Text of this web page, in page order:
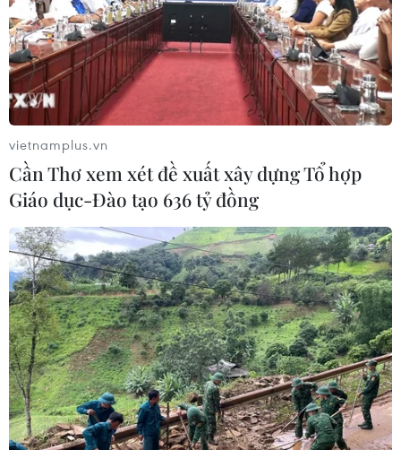
29/07/2026 03:04
Động đất tại Nhật Bản: Chưa ghi
nhận thông tin công dân Việt Nam bị
thương vong
28/07/2026 22:51
người Việt vẫn an toàn
28/07/2026 13:49
Cộng đồng người Việt tại Campuchia
thành kính tri ân các anh hùng liệt sỹ
27/07/2026 08:04
vietnamplus.vn
Cần Thơ xem xét đề xuất xây dựng Tổ hợp
Giáo dục-Đào tạo 636 tỷ đồng